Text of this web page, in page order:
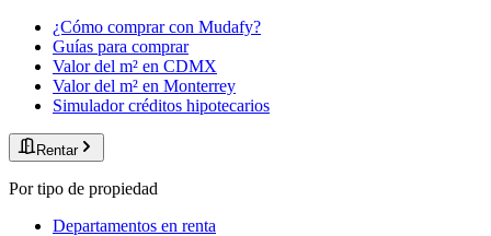
¿Cómo comprar con Mudafy?
Guías para comprar
Valor del m² en CDMX
Valor del m² en Monterrey
Simulador créditos hipotecarios
Rentar
Por tipo de propiedad
Departamentos en renta